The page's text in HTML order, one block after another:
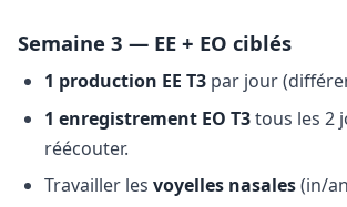
Semaine 3 — EE + EO ciblés
1 production EE T3 par jour
1 enregistrement EO T3tous les 2
réécouter.
Travailler les voyelles nasales(in/